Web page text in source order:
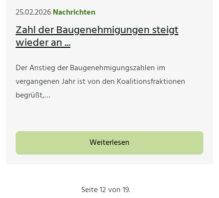
25.02.2026Nachrichten
Zahl der Baugenehmigungen steigt
wieder an ...
Der Anstieg der Baugenehmigungszahlen im
vergangenen Jahr ist von den Koalitionsfraktionen
begrüßt,…
Weiterlesen
Seite 12 von 19.